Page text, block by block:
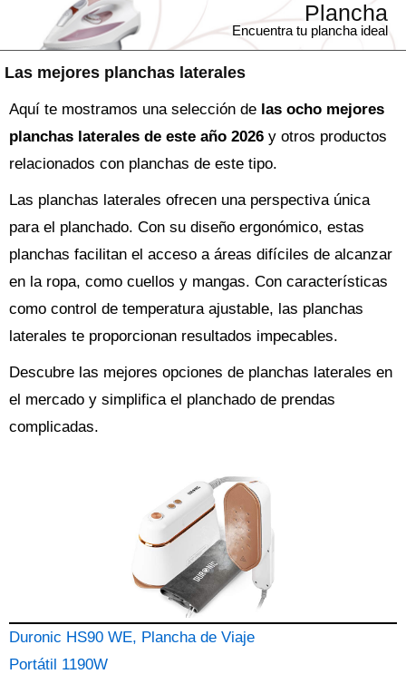
Las mejores planchas laterales
Plancha
Encuentra tu plancha ideal
Aquí te mostramos una selección de las ocho mejores
planchas laterales de este año 2026 y otros productos
relacionados con planchas de este tipo.
Las planchas laterales ofrecen una perspectiva única
para el planchado. Con su diseño ergonómico, estas
planchas facilitan el acceso a áreas difíciles de alcanzar
en la ropa, como cuellos y mangas. Con características
como control de temperatura ajustable, las planchas
laterales te proporcionan resultados impecables.
Descubre las mejores opciones de planchas laterales en
el mercado y simplifica el planchado de prendas
complicadas.
Duronic HS90 WE, Plancha de Viaje
Portátil 1190W